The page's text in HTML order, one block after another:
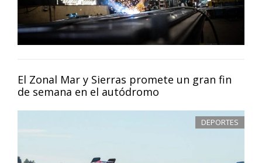
El Zonal Mar y Sierras promete un gran fin
de semana en el autódromo
DEPORTES